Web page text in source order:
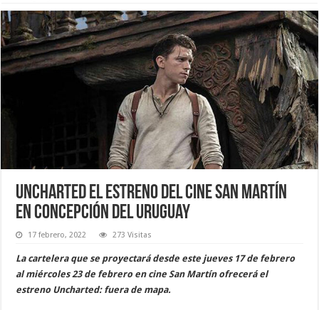
Uncharted el estreno del cine San Martín
en Concepción del Uruguay
17 febrero, 2022 273 Visitas
La cartelera que se proyectará desde este jueves 17 de febrero
al miércoles 23 de febrero en cine San Martín ofrecerá el
estreno Uncharted: fuera de mapa.